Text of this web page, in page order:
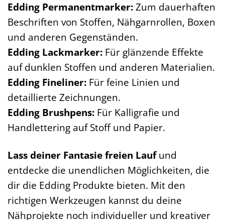
Edding Permanentmarker:Zum dauerhaften
Beschriften von Stoffen, Nähgarnrollen, Boxen
und anderen Gegenständen.
Edding Lackmarker: Für glänzende Effekte
auf dunklen Stoffen und anderen Materialien.
Edding Fineliner: Für feine Linien und
detaillierte Zeichnungen.
Edding Brushpens: Für Kalligrafie und
Handlettering auf Stoff und Papier.
Lass deiner Fantasie freien Laufund
entdecke die unendlichen Möglichkeiten, die
dir die Edding Produkte bieten. Mit den
richtigen Werkzeugen kannst du deine
Nähprojekte noch individueller und kreativer